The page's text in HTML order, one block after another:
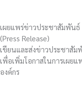
เผยแพร่ข่าวประชาสัมพันธ์
(Press Release)
เขียนและส่งข่าวประชาสั
เพื่อเพิ่มโอกาสในการเผย
องค์กร